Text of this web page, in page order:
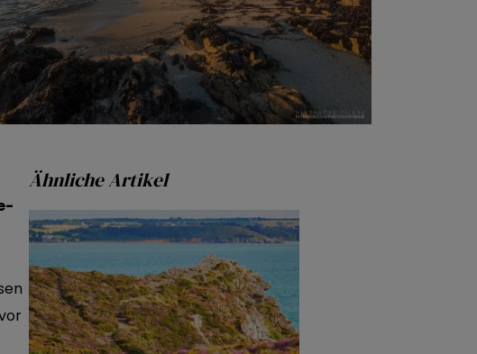
Ähnliche Artikel